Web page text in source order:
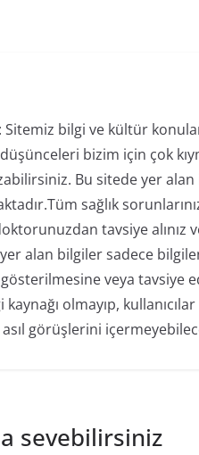
: Sitemiz bilgi ve kültür
bizim için çok
Bu sitede yer
sağlık
tavsiye
alan bilgiler sadece
gösterilmesine veya tavsiye
olmayıp,
görüşlerini
sevebilirsiniz